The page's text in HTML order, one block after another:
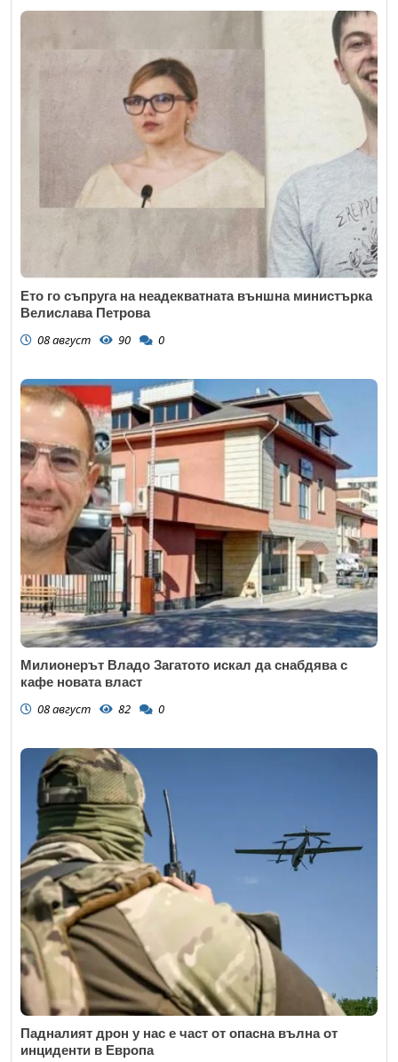
Ето го съпруга на неадекватната външна министърка
Велислава Петрова
08 август 90 0
Милионерът Владо Загатото искал да снабдява с
кафе новата власт
08 август 82 0
Падналият дрон у нас е част от опасна вълна от
инциденти в Европа